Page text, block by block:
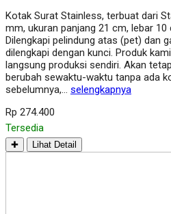
Kotak Surat Stainless, terbuat dari
mm, ukuran panjang 21 cm, lebar
Dilengkapi pelindung atas (pet) dan
dilengkapi dengan kunci. Produk
langsung produksi sendiri. Akan
berubah sewaktu-waktu tanpa ada
sebelumnya,… selengkapnya
Rp 274.400
Tersedia
✚ Lihat Detail